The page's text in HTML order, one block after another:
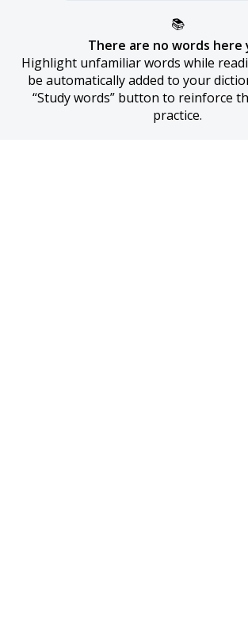
📚
There are no words here
Highlight unfamiliar words while
be automatically added to your
“Study words” button to reinforce
practice.